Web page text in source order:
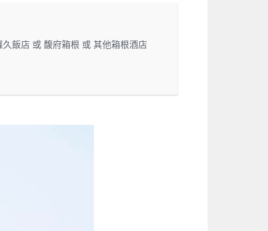
飯店 或 馥府箱根 或 其他箱根酒店